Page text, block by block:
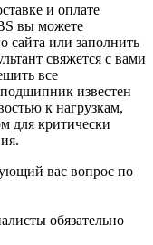
и оплате
вы можете
сайта или заполнить
свяжется с вами
все
известен
к нагрузкам,
для критически
вас вопрос по
обязательно